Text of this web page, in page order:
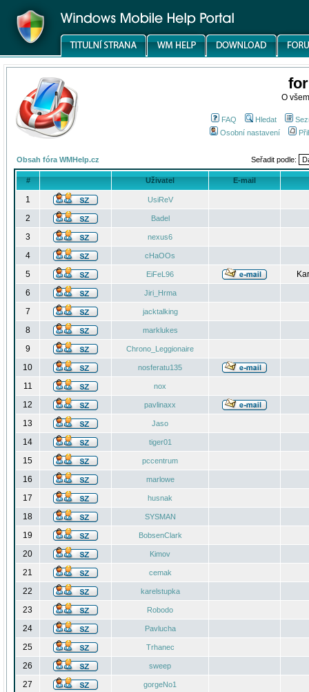
O
FAQ Hledat
Osobní nastavení
Obsah fóra WMHelp.cz Seřadit podle:
# Uživatel E-mail
1 UsiReV
2 Badel
3 nexus6
4 cHaOOs
5 EiFeL96
6
Jiri_Hrma
7 jacktalking
8 marklukes
9 Chrono_Leggionaire
10 nosferatu135
11 nox
12 pavlinaxx
13 Jaso
14 tiger01
15 pccentrum
16 marlowe
17 husnak
18 SYSMAN
19 BobsenClark
20 Kimov
21 cemak
22 karelstupka
23 Robodo
24 Pavlucha
25 Trhanec
26 sweep
27 gorgeNo1